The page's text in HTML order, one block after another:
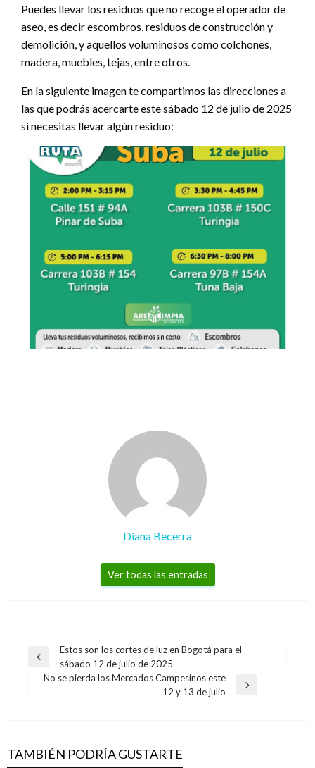
Puedes llevar los residuos que no recoge el operador de
aseo, es decir escombros, residuos de construcción y
demolición, y aquellos voluminosos como colchones,
madera, muebles, tejas, entre otros.
En la siguiente imagen te compartimos las direcciones a
las que podrás acercarte este sábado 12 de julio de 2025
si necesitas llevar algún residuo:
Diana Becerra
Ver todas las entradas
Navegación
Entrada
anterior
Estos son los cortes de luz en Bogotá para el
sábado 12 de julio de 2025
No se pierda los Mercados Campesinos este
12 y 13 de julio
TAMBIÉN PODRÍA GUSTARTE